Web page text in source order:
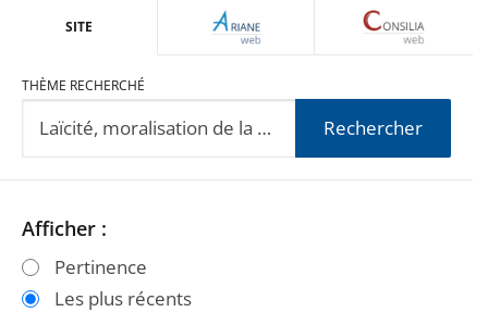
SITE ARIANEWEB
THÈME RECHERCHÉ
Rechercher
Passer
les
filtres
Passer
les
filtres
Afficher :
Pertinence
Les plus récents